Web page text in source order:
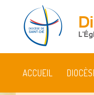
ACCUEIL